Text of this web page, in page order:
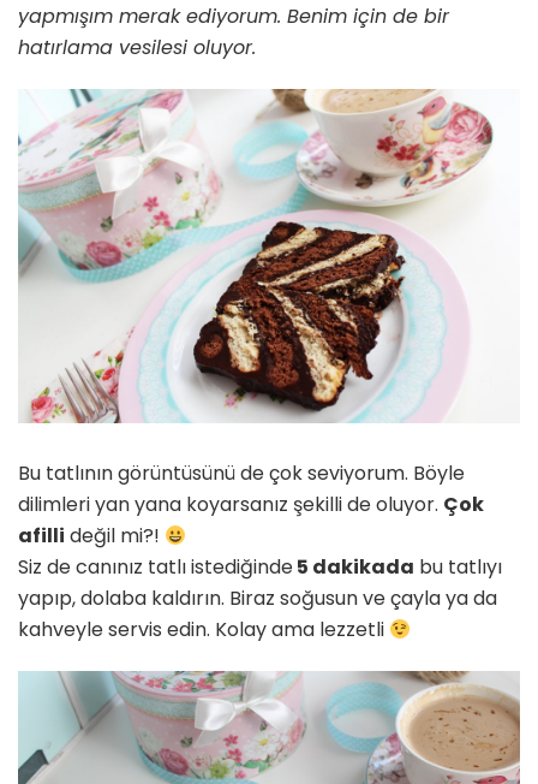
yapmışım merak ediyorum. Benim için de bir
hatırlama vesilesi oluyor.
Bu tatlının görüntüsünü de çok seviyorum. Böyle
dilimleri yan yana koyarsanız şekilli de oluyor. Çok
afilli değil mi?!
Siz de canınız tatlı istediğinde5 dakikada bu tatlıyı
yapıp, dolaba kaldırın. Biraz soğusun ve çayla ya da
kahveyle servis edin. Kolay ama lezzetli